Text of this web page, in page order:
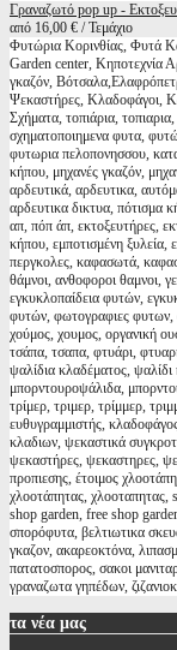
Γραναζωτό pop up -
από 16,00 € / Τεμάχιο
Φυτώρια Κορινθίας, Φυτά
Garden center, Κηποτεχνία
γκαζόν,
Ψεκαστήρες, Κλαδοφάγοι,
Σχήματα, τοπιάρια,
σχηματοποιημενα φυτα,
φυτωρια πελοπονησσου,
κήπου, μηχανές γκαζόν,
αρδευτικά, αρδευτικα,
αρδευτικα δικτυα, πότισμα
απ, πόπ άπ, εκτοξευτήρες,
κήπου, εμποτισμένη ξυλεία,
περγκολες, καφασωτά,
θάμνοι, ανθοφοροι θαμνοι,
εγκυκλοπαίδεια φυτών,
φυτών, φωτογραφιες
χούμος, χουμος, οργανική
τσάπα, τσαπα, φτυάρι,
ψαλίδια κλαδέματος,
μπορντουροψάλιδα,
τρίμερ, τριμερ, τρίμμερ,
ευθυγραμμιστής,
κλαδιων, ψεκαστικά
ψεκαστήρες, ψεκαστηρες,
προπιεσης, έτοιμος
χλοοτάπητας,
shop garden, free shop
σπορόφυτα, βελτιωτικα
γκαζον, ακαρεοκτόνα,
πατατοσπορος, σακοι
γραναζωτα γηπέδων,
τα νέα μας